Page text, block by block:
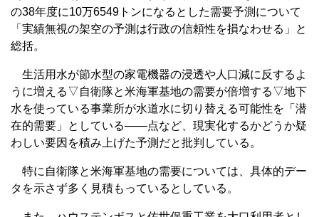
の38年度に10万6549トンになるとした需要予測について
「実績無視の架空の予測は行政の信頼性を損なわせる」と
総括。
生活用水が節水型の家電機器の浸透や人口減に反するよ
うに増える▽自衛隊と米海軍基地の需要が倍増する▽地下
水を使っている事業所が水道水に切り替える可能性を「潜
在的需要」としている――点など、現実化するかどうか疑
わしい要因を積み上げた予測だと批判している。
特に自衛隊と米海軍基地の需要については、具体的デー
タを示さず多く見積もっているとしている。